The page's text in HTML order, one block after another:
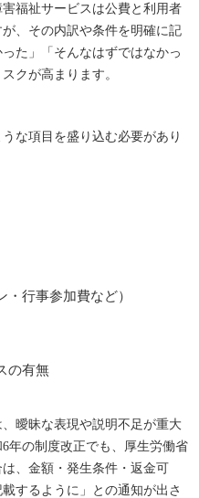
福祉サービスは公費と利用者
、その内訳や条件を明確に記
た」「そんなはずではなかっ
クが高まります。
な項目を盛り込む必要があり
行事参加費など）
の有無
曖昧な表現や説明不足が重大
年の制度改正でも、厚生労働省
、金額・発生条件・返金可
するように」との通知が出さ